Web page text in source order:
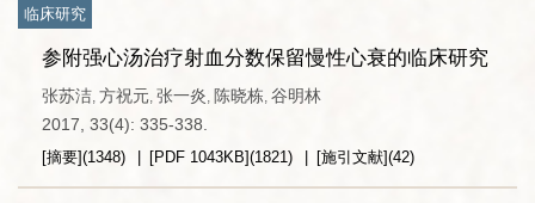
临床研究
参附强心汤治疗射血分数保留慢性心衰的临床研究
张苏洁, 方祝元, 张一炎, 陈晓栋, 谷明林
2017, 33(4): 335-338.
[摘要](1348) [PDF 1043KB](1821) [施引文献](42)